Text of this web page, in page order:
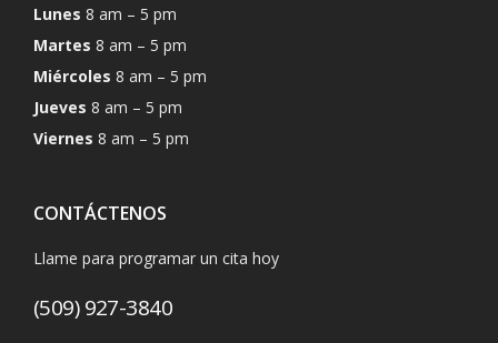
Lunes 8 am – 5 pm
Martes 8 am – 5 pm
Miércoles 8 am – 5 pm
Jueves 8 am – 5 pm
Viernes 8 am – 5 pm
CONTÁCTENOS
Llame para programar un cita hoy
(509) 927-3840